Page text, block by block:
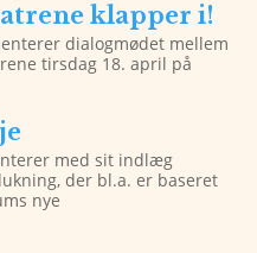
klapper i!
dialogmødet mellem
tirsdag 18. april på
med sit indlæg
der bl.a. er baseret
nye